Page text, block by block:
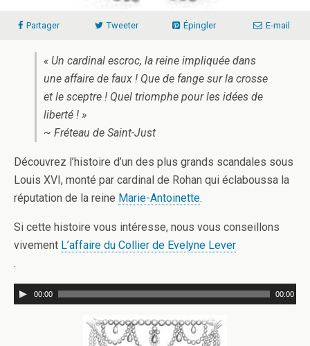
Partager Tweeter Épingler E-mail
« Un cardinal escroc, la reine impliquée dans
une affaire de faux ! Que de fange sur la crosse
et le sceptre ! Quel triomphe pour les idées de
liberté ! »
~ Fréteau de Saint-Just
Découvrez l’histoire d’un des plus grands scandales sous
Louis XVI, monté par cardinal de Rohan qui éclaboussa la
réputation de la reine Marie-Antoinette.
Si cette histoire vous intéresse, nous vous conseillons
vivement L’affaire du Collier de Evelyne Lever
.
00:00 00:00